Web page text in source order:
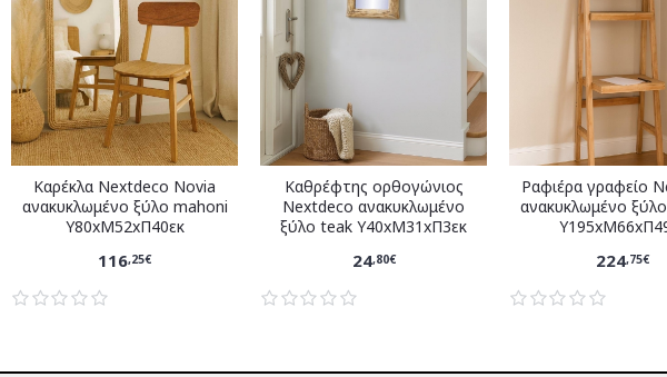
Καρέκλα Nextdeco Novia
ανακυκλωμένο ξύλο mahoni
Υ80xM52xΠ40εκ
116,25€
Καθρέφτης ορθογώνιος
Nextdeco ανακυκλωμένο
ξύλο teak Υ40xM31xΠ3εκ
24,80€
Ραφιέρα γραφείο
ανακυκλωμένο
224,75€